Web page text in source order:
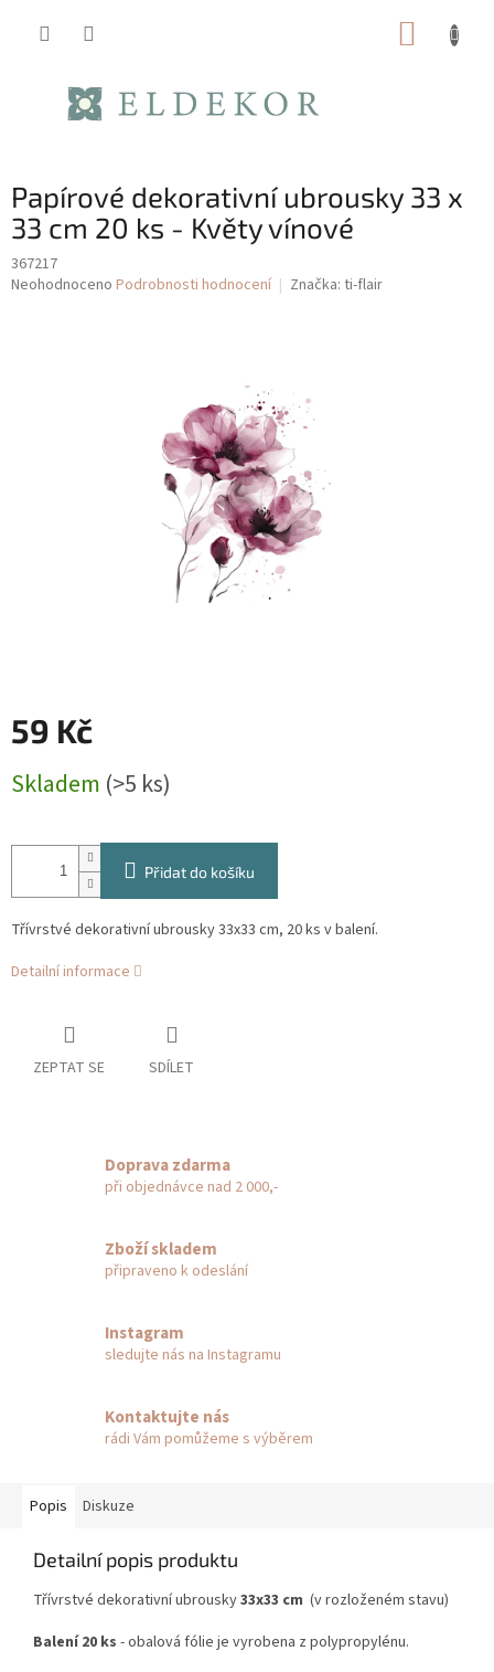
Papírové dekorativní ubrousky 33 x
33 cm 20 ks - Květy vínové
367217
Průměrné
Neohodnoceno Podrobnosti hodnocení Značka: ti-flair
59 Kč
cena:
Skladem (>5 ks)
Přidat do košíku
Třívrstvé dekorativní ubrousky 33x33 cm, 20 ks v balení.
Detailní informace
ZEPTAT SE SDÍLET
Doprava zdarma
při objednávce nad 2 000,-
Zboží skladem
připraveno k odeslání
Instagram
sledujte nás na Instagramu
Kontaktujte nás
rádi Vám pomůžeme s výběrem
Popis Diskuze
Detailní popis produktu
Třívrstvé dekorativní ubrousky33x33 cm (v rozloženém stavu)
Balení 20 ks - obalová fólie je vyrobena z polypropylénu.